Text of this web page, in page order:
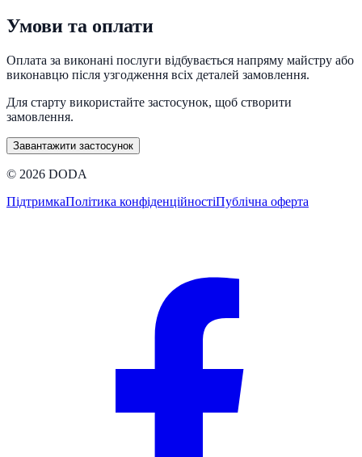
Умови та оплати
Оплата за виконані послуги відбувається напряму майстру або
виконавцю після узгодження всіх деталей замовлення.
Для старту використайте застосунок, щоб створити
замовлення.
Завантажити застосунок
© 2026 DODA
ПідтримкаПолітика конфіденційностіПублічна оферта